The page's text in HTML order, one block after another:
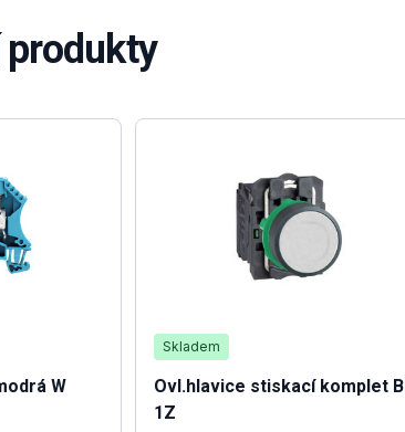
W
Skladem
Ovl.hlavice stiskací komplet
1Z